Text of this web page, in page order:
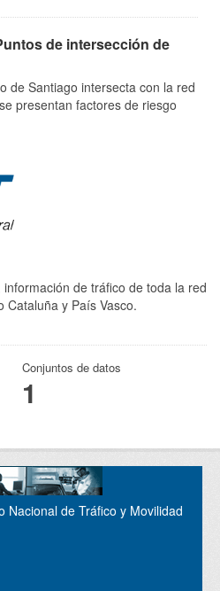
de intersección de
de Santiago intersecta con la red
presentan factores de riesgo
de tráfico de toda la red
Cataluña y País Vasco.
Conjuntos de datos
1
Nacional de Tráfico y Movilidad